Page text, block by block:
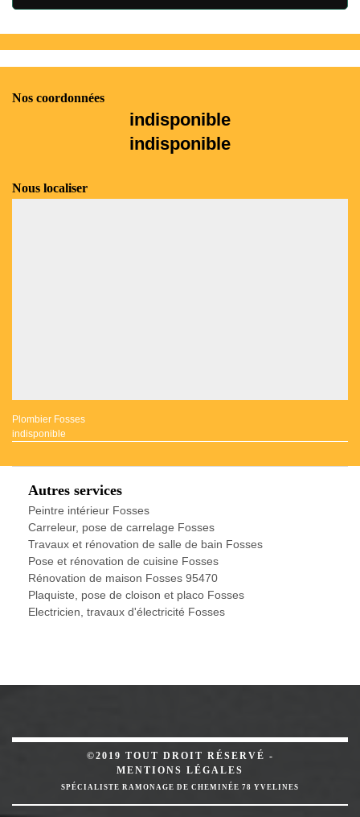
Nos coordonnées
indisponible
indisponible
Nous localiser
Plombier Fosses
indisponible
Autres services
Peintre intérieur Fosses
Carreleur, pose de carrelage Fosses
Travaux et rénovation de salle de bain Fosses
Pose et rénovation de cuisine Fosses
Rénovation de maison Fosses 95470
Plaquiste, pose de cloison et placo Fosses
Electricien, travaux d'électricité Fosses
©2019 TOUT DROIT RÉSERVÉ -
MENTIONS LÉGALES
SPÉCIALISTE RAMONAGE DE CHEMINÉE 78 YVELINES